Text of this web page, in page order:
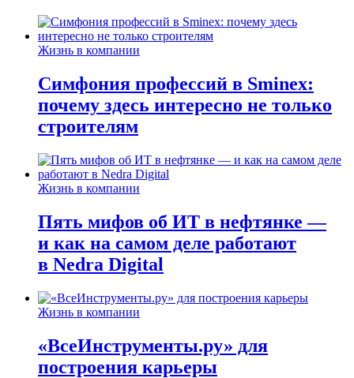
Жизнь в компании
Симфония профессий в Sminex:
почему здесь интересно не только
строителям
Жизнь в компании
Пять мифов об ИТ в нефтянке —
и как на самом деле работают
в Nedra Digital
Жизнь в компании
«ВсеИнструменты.ру» для
построения карьеры